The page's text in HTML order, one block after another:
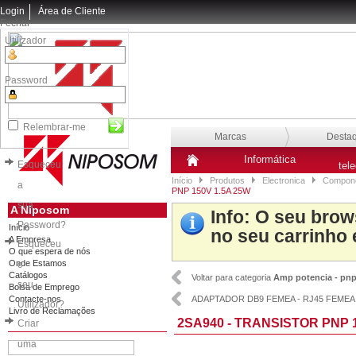
Login
Fechar
Utilizador
Password
Relembrar-me
Esqueceu
a
sua
Password?
Esqueceu
o
seu
Utilizador?
Criar
uma
Área de Cliente
Marcas
Informática
Início Produtos Electronica
PNP 150V 1.5A 25W
A Niposom
Início
A Empresa
O que espera de nós
Onde Estamos
Catálogos
Bolsa de Emprego
Contacte-nos
Livro de Reclamações
Info: O seu
no seu carrinho
Voltar para categoria Amp potencia - pnp
ADAPTADOR DB9 FEMEA - RJ45 FEMEA
2SA940 - TRANSISTOR PNP